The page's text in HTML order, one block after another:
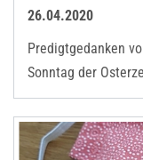
26.04.2020
Predigtgedanken
Sonntag der